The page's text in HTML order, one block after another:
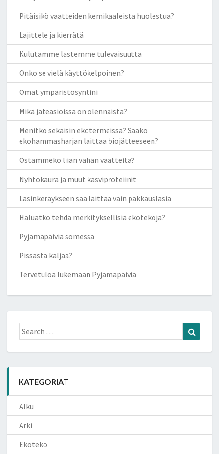
Pitäisikö vaatteiden kemikaaleista huolestua?
Lajittele ja kierrätä
Kulutamme lastemme tulevaisuutta
Onko se vielä käyttökelpoinen?
Omat ympäristösyntini
Mikä jäteasioissa on olennaista?
Menitkö sekaisin ekotermeissä? Saako
ekohammasharjan laittaa biojätteeseen?
Ostammeko liian vähän vaatteita?
Nyhtökaura ja muut kasviproteiinit
Lasinkeräykseen saa laittaa vain pakkauslasia
Haluatko tehdä merkityksellisiä ekotekoja?
Pyjamapäiviä somessa
Pissasta kaljaa?
Tervetuloa lukemaan Pyjamapäiviä
Search
for:
KATEGORIAT
Alku
Arki
Ekoteko